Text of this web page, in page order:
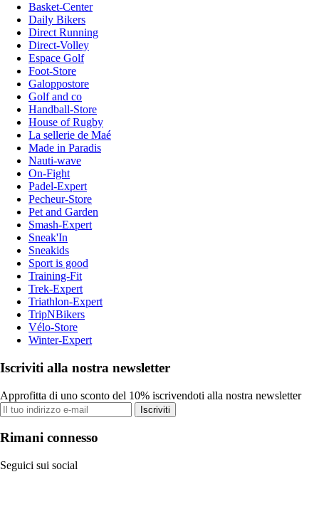
Basket-Center
Daily Bikers
Direct Running
Direct-Volley
Espace Golf
Foot-Store
Galoppostore
Golf and co
Handball-Store
House of Rugby
La sellerie de Maé
Made in Paradis
Nauti-wave
On-Fight
Padel-Expert
Pecheur-Store
Pet and Garden
Smash-Expert
Sneak'In
Sneakids
Sport is good
Training-Fit
Trek-Expert
Triathlon-Expert
TripNBikers
Vélo-Store
Winter-Expert
Iscriviti alla nostra newsletter
Approfitta di uno sconto del 10% iscrivendoti alla nostra newsletter
Iscriviti
Rimani connesso
Seguici sui social